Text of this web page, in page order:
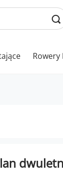
Rowery